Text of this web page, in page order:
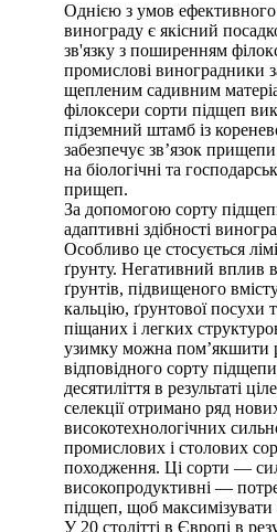
Однією з умов
винограду є якісний
зв'язку з поширенням
промислові виноградники
щепленим садивним
філоксери сорти підщеп
підземний штамб із
забезпечує зв’язок
на біологічні та
прищеп.
За допомогою сорту
адаптивні здібності
Особливо це стосується
ґрунту. Негативний вплив
ґрунтів, підвищеного
кальцію, ґрунтової посухи
піщаних і легких
узимку можна пом’якшити
відповідного сорту
десятиліття в результаті
селекції отримано ряд
високотехнологічних
промислових і столових
походження. Ці сорти —
високопродуктивні —
підщеп, щоб максимізувати
У 20 столітті в Європі в